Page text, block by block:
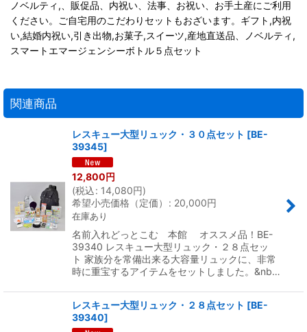
ノベルティ,、販促品、内祝い、法事、お祝い、お手土産にご利用
ください。ご自宅用のこだわりセットもおざいます。ギフト,内祝
い,結婚内祝い,引き出物,お菓子,スイーツ,産地直送品、ノベルティ,
スマートエマージェンシーボトル５点セット
関連商品
レスキュー大型リュック・３０点セット [BE-
39345]
12,800円
(税込: 14,080円)
希望小売価格（定価）
: 20,000円
在庫あり
名前入れどっとこむ 本館 オススメ品！BE-
39340 レスキュー大型リュック・２８点セッ
ト 家族分を常備出来る大容量リュックに、非常
時に重宝するアイテムをセットしました。&nb…
レスキュー大型リュック・２８点セット [BE-
39340]